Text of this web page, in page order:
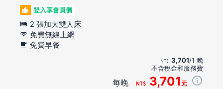
登入享會員價
2 張加大雙人床
免費無線上網
免費早餐
3,701/1 晚
不含稅金和服務費
每晚 3,701 元